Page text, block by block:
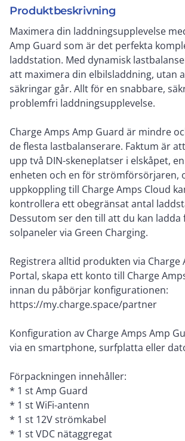
Produktbeskrivning
Maximera din laddningsupplevelse
Amp Guard som är det perfekta
laddstation. Med dynamisk
att maximera din elbilsladdning, utan
säkringar går. Allt för en snabbare,
problemfri laddningsupplevelse.
Charge Amps Amp Guard är mindre
de flesta lastbalanserare. Faktum är
upp två DIN-skeneplatser i elskåpet,
enheten och en för strömförsörjaren,
uppkoppling till Charge Amps Cloud
kontrollera ett obegränsat antal
Dessutom ser den till att du kan ladda
solpaneler via Green Charging.
Registrera alltid produkten via Charge
Portal, skapa ett konto till Charge
innan du påbörjar konfigurationen:
https://my.charge.space/partner
Konfiguration av Charge Amps Amp
via en smartphone, surfplatta eller
Förpackningen innehåller:
* 1 st Amp Guard
* 1 st WiFi-antenn
* 1 st 12V strömkabel
* 1 st VDC nätaggregat